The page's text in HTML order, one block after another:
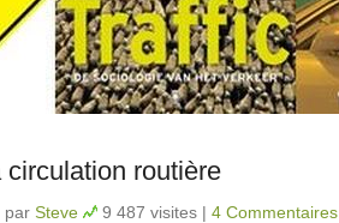
routière
par Steve 9 487 visites | 4 Commentaires